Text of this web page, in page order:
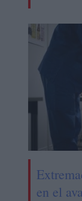
en el